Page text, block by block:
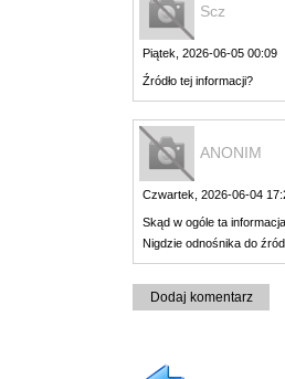
Scz
Piątek, 2026-06-05 00:09
Źródło tej informacji?
ANONIM
Czwartek, 2026-06-04
Skąd w ogóle ta
Nigdzie odnośnika do
Dodaj komentarz